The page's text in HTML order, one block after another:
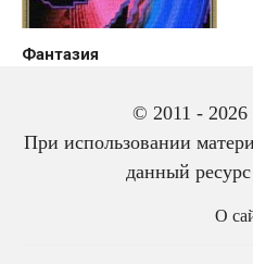
Фантазия
© 2011 -
При использовании
данный ресурс
О